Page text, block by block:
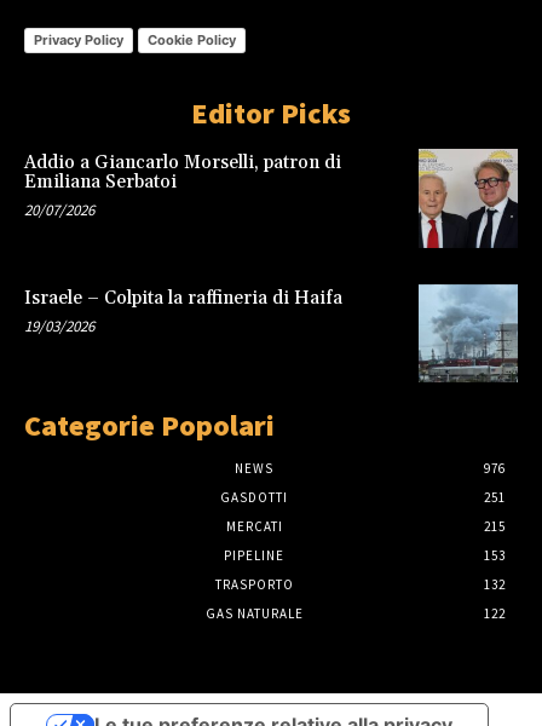
Privacy Policy Cookie Policy
Editor Picks
Addio a Giancarlo Morselli, patron di
Emiliana Serbatoi
20/07/2026
Israele – Colpita la raffineria di Haifa
19/03/2026
Categorie Popolari
NEWS
976
GASDOTTI
251
MERCATI
215
PIPELINE
153
TRASPORTO
132
GAS NATURALE
122